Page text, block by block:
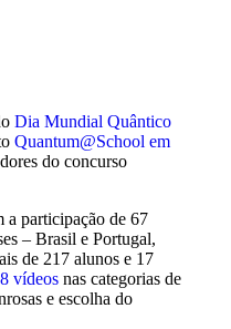
Dia Mundial Quântico
Quantum@School em
do concurso
a participação de 67
– Brasil e Portugal,
de 217 alunos e 17
vídeos nas categorias de
e escolha do